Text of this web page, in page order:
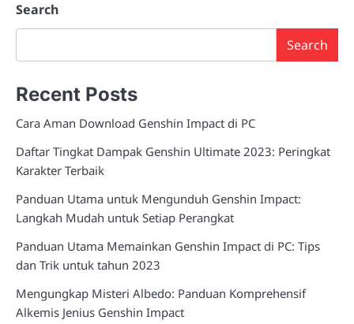
Search
Search
Recent Posts
Cara Aman Download Genshin Impact di PC
Daftar Tingkat Dampak Genshin Ultimate 2023: Peringkat
Karakter Terbaik
Panduan Utama untuk Mengunduh Genshin Impact:
Langkah Mudah untuk Setiap Perangkat
Panduan Utama Memainkan Genshin Impact di PC: Tips
dan Trik untuk tahun 2023
Mengungkap Misteri Albedo: Panduan Komprehensif
Alkemis Jenius Genshin Impact